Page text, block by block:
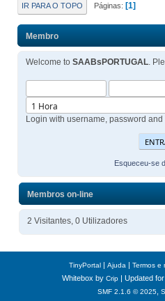
Membro
Welcome toSAABsPORTUGAL.
Login with username, password
Esqueceu-se
Membros on-line
2 Visitantes, 0 Utilizadores
IR PARA O TOPO Páginas 1
TinyPortal | Ajuda | Termos e
Whitebox by Crip | Updated
SMF 2.1.6 © 2025,